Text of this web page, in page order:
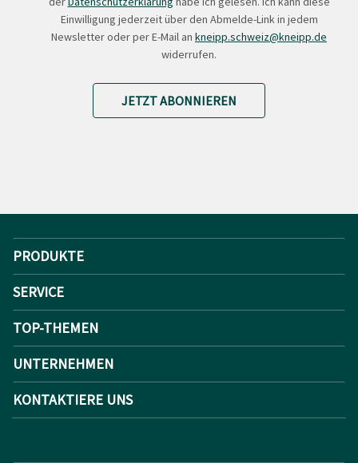
Einwilligung jederzeit über den Abmelde-Link in jedem
Newsletter oder per E-Mail an kneipp.schweiz@kneipp.de
widerrufen.
JETZT ABONNIEREN
PRODUKTE
SERVICE
TOP-THEMEN
UNTERNEHMEN
KONTAKTIERE UNS